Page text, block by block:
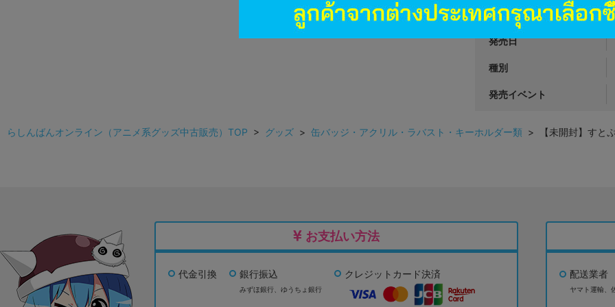
商品カテゴリ
発売日
種別
発売イベント
らしんばんオンライン（アニメ系グッズ中古販売）TOP > グッズ > 缶バッジ・アクリル・ラバスト・キーホルダー類 > 【未開封】すと
お支払い方法
代金引換 銀行振込
みずほ銀行、 ゆうちょ銀行
クレジットカード決済 配送業者
ヤマト運輸、